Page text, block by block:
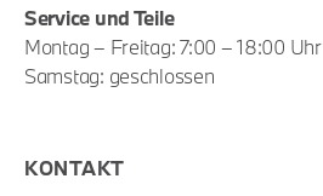
Service und Teile
Montag – Freitag: 7:00 – 18:00 Uhr
Samstag: geschlossen
KONTAKT